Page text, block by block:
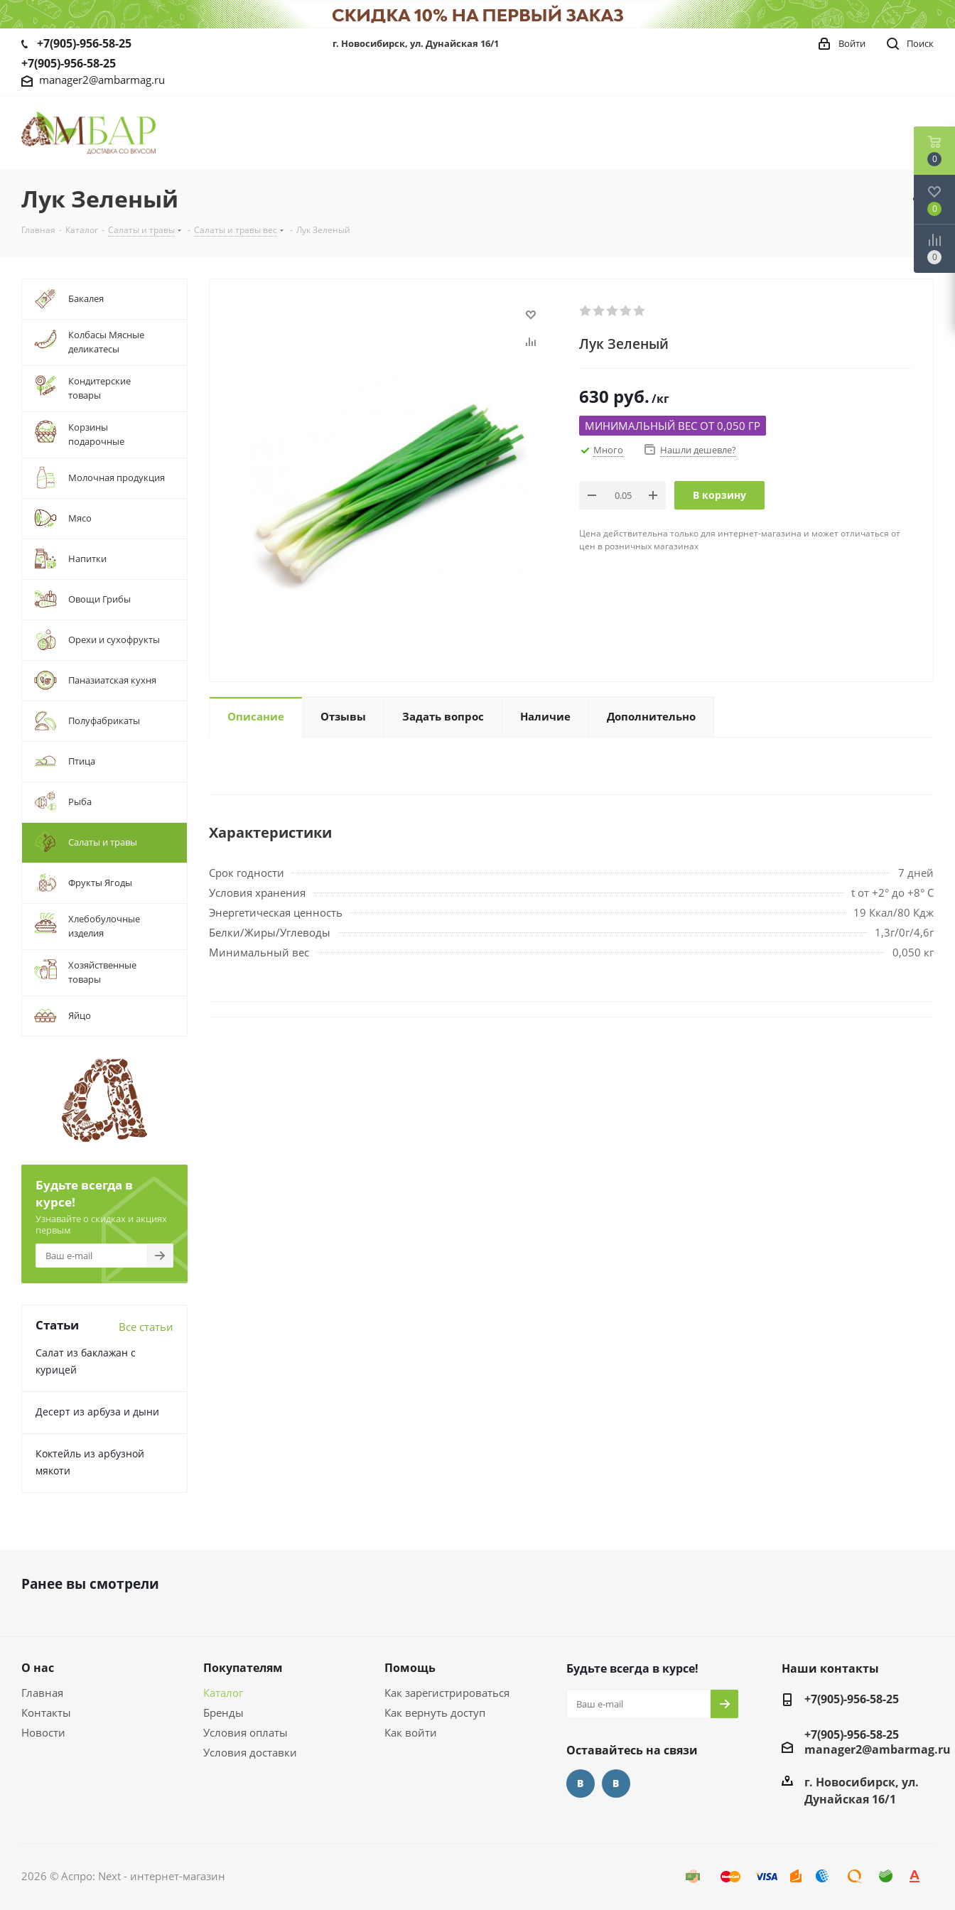
+7(905)-956-58-25
+7(905)-956-58-25
manager2@ambarmag.ru
г. Новосибирск, ул. Дунайская 16/1 Поиск
Войти
Лук Зеленый
Главная - Каталог - Салаты и травы - Салаты и травы вес - Лук Зеленый
Лук Зеленый
630 руб./кг
МИНИМАЛЬНЫЙ ВЕС ОТ 0,050 ГР
Много Нашли дешевле?
В корзину
Цена действительна только для интернет-магазина и может отличаться от
цен в розничных магазинах
Описание Отзывы Задать вопрос Наличие Дополнительно
Характеристики
Срок годности
7 дней
Условия хранения
t от +2° до +8° С
Энергетическая ценность
19 Ккал/80 Кдж
Белки/Жиры/Углеводы
1,3г/0г/4,6г
Минимальный вес
0,050 кг
Бакалея
Колбасы Мясные
деликатесы
Кондитерские
товары
Корзины
подарочные
Молочная продукция
Мясо
Напитки
Овощи Грибы
Орехи и сухофрукты
Паназиатская кухня
Полуфабрикаты
Птица
Рыба
Салаты и травы
Фрукты Ягоды
Хлебобулочные
изделия
Хозяйственные
товары
Яйцо
Будьте всегда в
курсе!
Узнавайте о скидках и акциях
первым
Статьи Все статьи
Салат из баклажан с
курицей
Десерт из арбуза и дыни
Коктейль из арбузной
мякоти
Ранее вы смотрели
О нас
Главная
Контакты
Новости
Покупателям
Каталог
Бренды
Условия оплаты
Условия доставки
Помощь
Как зарегистрироваться
Как вернуть доступ
Как войти
Будьте всегда в курсе!
Оставайтесь на связи
Наши контакты
+7(905)-956-58-25
+7(905)-956-58-25
manager2@ambarmag.ru
г. Новосибирск, ул.
Дунайская 16/1
2026 © Аспро: Next - интернет-магазин
0
0
0